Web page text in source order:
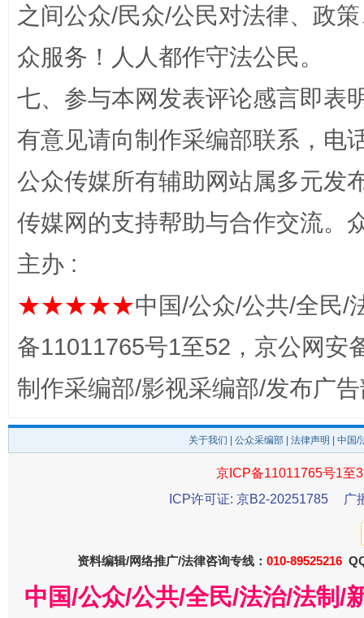
“蜀中异人”王建安的艺术幻境
完善运行机制助力责任有效落实 一纸欠
之间公众/民众/公民对法律、政
众服务！人人都作守法公民。
七、参与本网发表评论感言即表
有意见请向制作采编部联系，电
公众传媒所有辅助网站属多元发
传媒网的支持帮助与合作交流。
主办 :
★★★★★中国/公众/公共/全民/
备11011765号1至52，京公网安
制作采编部/影视采编部/发布广
关于我们 公众采编部 法律声明 | 中国
京ICP备11011765号1至
ICP许可证: 京B2-20251785
广
资料编辑/网络推广/法律咨询专线： 010-89525216
中国/公众/公共/全民/法治/法制/